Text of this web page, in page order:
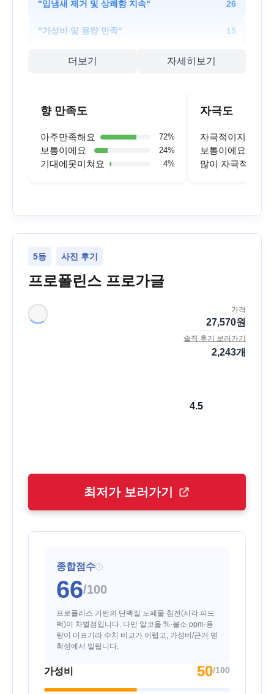
"입냄새 제거 및 상쾌함 지속" 26
"가성비 및 용량 만족" 15
더보기 자세히보기
향 만족도
아주만족해요 72%
보통이에요 24%
기대에못미쳐요 4%
자극도
자극적이지 않아
보통이에요
많이 자극적이에
5등 사진 후기
프로폴린스 프로가글
가격
27,570원
솔직 후기 보러가기
2,243개
4.5
최저가 보러가기
종합점수 i
66/100
프로폴리스 기반의 단백질 노폐물 침전(시각 피드
백)이 차별점입니다. 다만 알코올 %·불소 ppm·용
량이 미표기라 수치 비교가 어렵고, 가성비/근거 명
확성에서 밀립니다.
가성비 50/100